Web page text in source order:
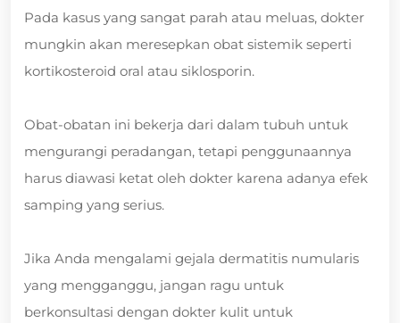
Pada kasus yang sangat parah atau meluas, dokter
mungkin akan meresepkan obat sistemik seperti
kortikosteroid oral atau siklosporin.
Obat-obatan ini bekerja dari dalam tubuh untuk
mengurangi peradangan, tetapi penggunaannya
harus diawasi ketat oleh dokter karena adanya efek
samping yang serius.
Jika Anda mengalami gejala dermatitis numularis
yang mengganggu, jangan ragu untuk
berkonsultasi dengan dokter kulit untuk